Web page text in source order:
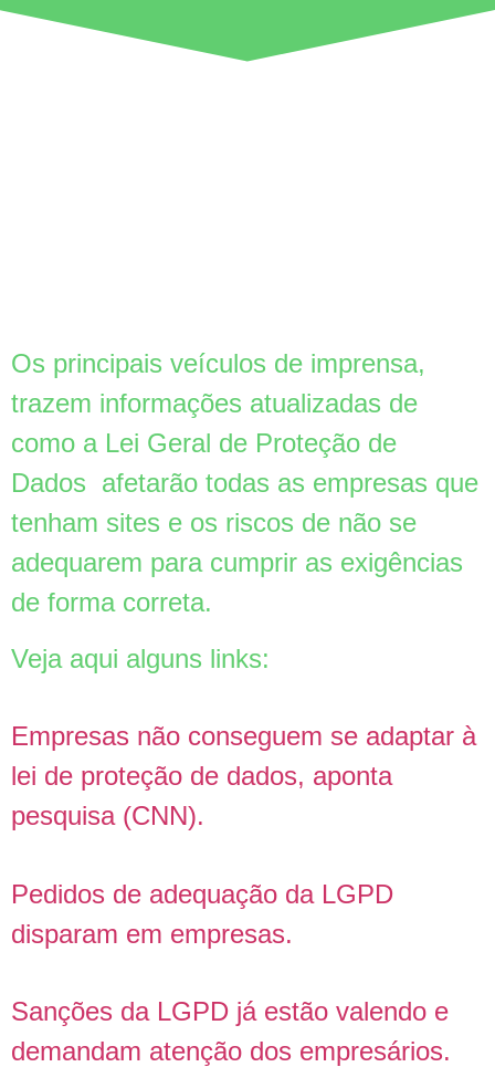
Os principais veículos de imprensa,
trazem informações atualizadas de
como a Lei Geral de Proteção de
Dados afetarão todas as empresas que
tenham sites e os riscos de não se
adequarem para cumprir as exigências
de forma correta.
Veja aqui alguns links:
Empresas não conseguem se adaptar à
lei de proteção de dados, aponta
pesquisa (CNN).
Pedidos de adequação da LGPD
disparam em empresas.
Sanções da LGPD já estão valendo e
demandam atenção dos empresários.